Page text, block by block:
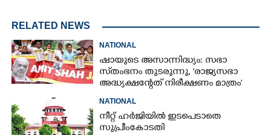
RELATED NEWS
NATIONAL
ഷായുടെ അസാന്നിദ്ധ്യം: സഭാ
സ്‌തംഭനം തുടരുന്നു, 'രാജ്യസഭാ
അദ്ധ്യക്ഷന്റേത് നിരീക്ഷണം മാത്രം'
NATIONAL
നീറ്റ് ഹർജിയിൽ ഇടപെടാതെ
സുപ്രീംകോടതി